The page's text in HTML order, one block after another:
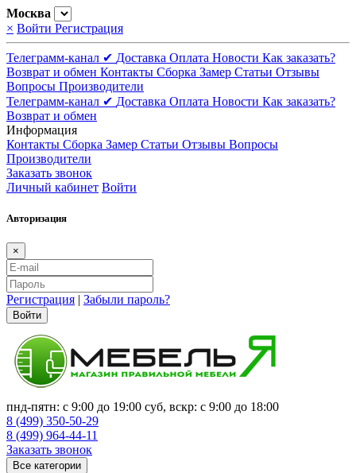
Москва
× Войти Регистрация
Телеграмм-канал ✔ Доставка Оплата Новости Как заказать?
Возврат и обмен Контакты Сборка Замер Статьи Отзывы
Вопросы Производители
Телеграмм-канал ✔ Доставка Оплата Новости Как заказать?
Возврат и обмен
Информация
Контакты Сборка Замер Статьи Отзывы Вопросы
Производители
Заказать звонок
Личный кабинет Войти
Авторизация
×
Регистрация | Забыли пароль?
Войти
пнд-пятн: с 9:00 до 19:00 суб, вскр: с 9:00 до 18:00
8 (499) 350-50-29
8 (499) 964-44-11
Заказать звонок
Все категории